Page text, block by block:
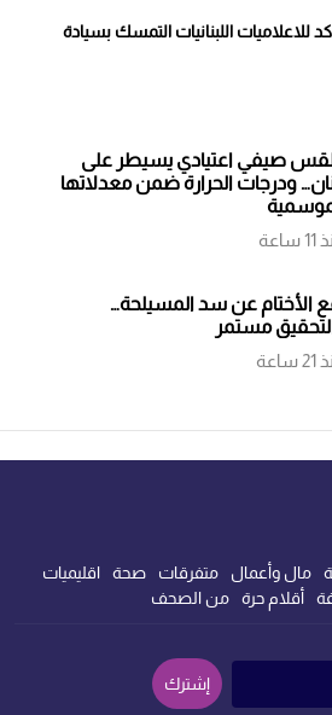
للاعلاميات اللبنانيات التمسك بسيادة
صيفي اعتيادي يسيطر على
ودرجات الحرارة ضمن معدلاتها
ساعة
الأختام عن سد المسيلحة…
مستمر
ساعة
مال وأعمال متفرقات صحة
اقليميات
أقلام حرة من الصحف
إشترك